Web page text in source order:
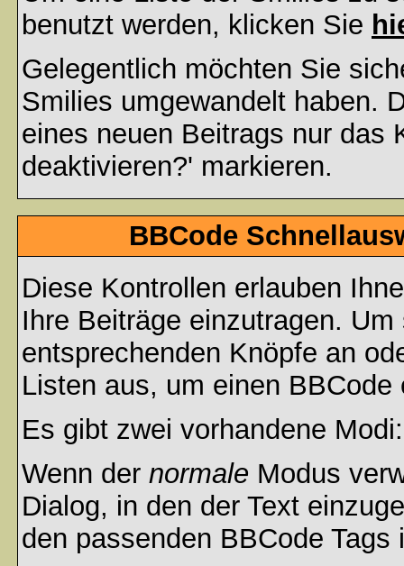
benutzt werden, klicken Sie
Gelegentlich möchten Sie
Smilies umgewandelt haben.
eines neuen Beitrags nur das
deaktivieren?' markieren.
BBCode
Diese Kontrollen erlauben
Ihre Beiträge einzutragen.
entsprechenden Knöpfe an
Listen aus, um einen BBCode
Es gibt zwei vorhandene
Wenn der normale Modus
Dialog, in den der Text
den passenden BBCode